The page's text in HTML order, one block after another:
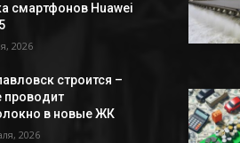
смартфонов Huawei
2026
строится –
проводит
в новые ЖК
2026